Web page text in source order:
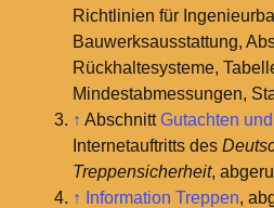
Richtlinien für
Bauwerksausstattung,
Rückhaltesysteme,
Mindestabmessungen,
↑ AbschnittGutachten
Internetauftritts des
Treppensicherheit,
↑
Information Treppen,